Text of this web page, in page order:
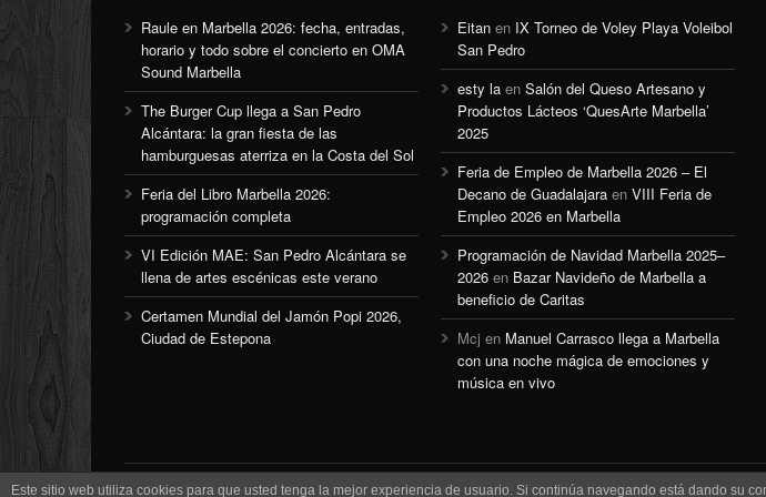
Raule en Marbella 2026: fecha, entradas,
horario y todo sobre el concierto en OMA
Sound Marbella
The Burger Cup llega a San Pedro
Alcántara: la gran fiesta de las
hamburguesas aterriza en la Costa del Sol
Feria del Libro Marbella 2026:
programación completa
VI Edición MAE: San Pedro Alcántara se
llena de artes escénicas este verano
Certamen Mundial del Jamón Popi 2026,
Ciudad de Estepona
Eitan en IX Torneo de Voley Playa Voleibol
San Pedro
esty la en Salón del Queso Artesano y
Productos Lácteos ‘QuesArte Marbella’
2025
Feria de Empleo de Marbella 2026 – El
Decano de Guadalajara en VIII Feria de
Empleo 2026 en Marbella
Programación de Navidad Marbella 2025–
2026 en Bazar Navideño de Marbella a
beneficio de Caritas
Mcj en Manuel Carrasco llega a Marbella
con una noche mágica de emociones y
música en vivo
Este sitio web utiliza cookies para que usted tenga la mejor experiencia de usuario. Si continúa navegando está dando su